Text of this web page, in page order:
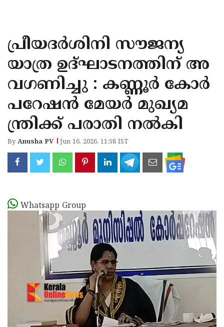
KANNUR
KASARAGOD
പ്രീയദർശിനി സൗജന്യ
യാത്ര ഉദ്ഘാടനത്തിന് അ
വഗണിച്ചു : കണ്ണൂർ കോർ
പറേഷൻ മേയർ മുഖ്യമ
ന്ത്രിക്ക് പരാതി നൽകി
ByAnusha PV Jun 16, 2026, 11:58 IST
Whatsapp Group